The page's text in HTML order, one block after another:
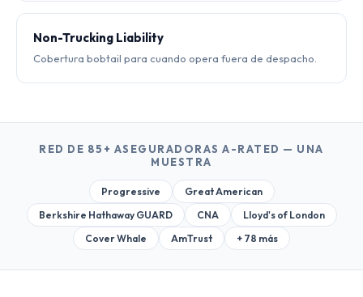
Non-Trucking Liability
Cobertura bobtail para cuando opera fuera de despacho.
RED DE 85+ ASEGURADORAS A-RATED — UNA
MUESTRA
Progressive
Great American
Berkshire Hathaway GUARD
CNA
Lloyd's of London
Cover Whale
AmTrust + 78 más